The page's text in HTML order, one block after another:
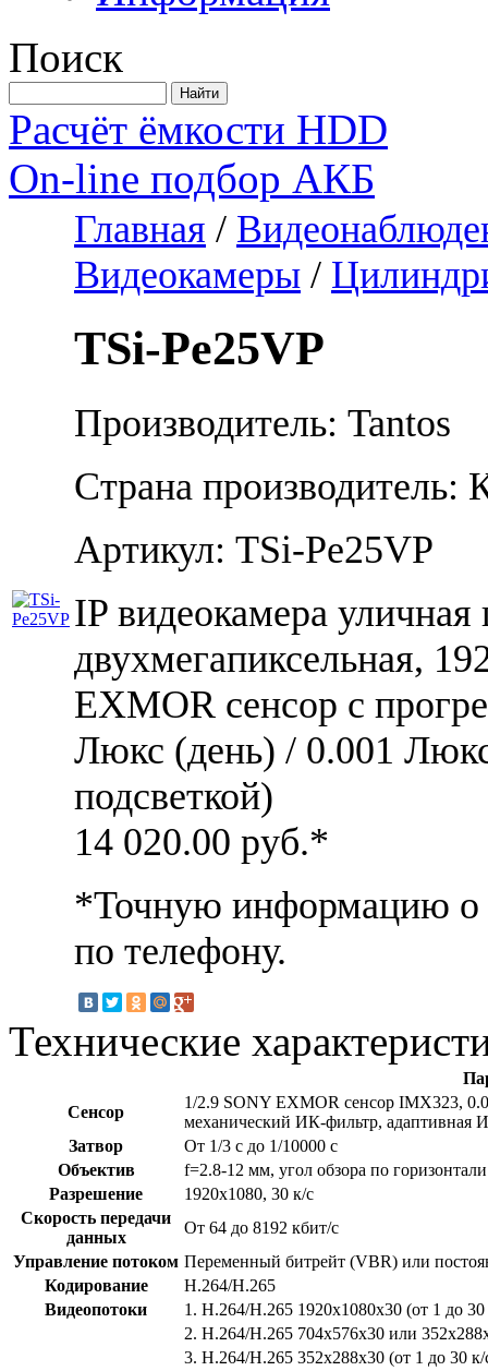
Поиск
Расчёт ёмкости HDD
On-line подбор АКБ
Главная /
Видеокамеры /
TSi-Pe25VP
Производитель: Tantos
Страна производитель:
Артикул: TSi-Pe25VP
IP видеокамера
двухмегапиксельная,
EXMOR сенсор c
Люкс (день) / 0.001
подсветкой)
14 020.00 руб.*
*Точную информацию о
по телефону.
Технические
Сенсор
1/2.9 SONY EXMOR сенсор IMX323,
механический ИК-фильтр, адаптивная
Затвор
От 1/3 с до 1/10000 с
Объектив
f=2.8-12 мм, угол обзора по
Разрешение
1920х1080, 30 к/с
Скорость передачи
данных
От 64 до 8192 кбит/с
Управление потоком Переменный битрейт (VBR) или
Кодирование
H.264/H.265
Видеопотоки
1. H.264/H.265 1920x1080x30 (от 1 до 30
2. H.264/H.265 704x576x30 или
3. H.264/H.265 352x288x30 (от 1 до 30 к/